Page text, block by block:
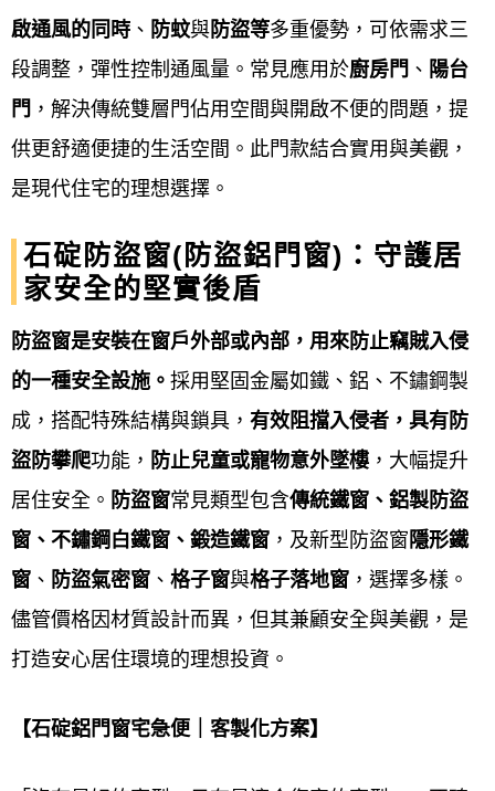
並根據預算考量門窗的抗風壓、水密性與隔
音性能等。
施工方式： 若需拆除舊窗，通常會進行灌
漿、補土和油漆等後續處理，影響工時與預
來電詢問 → 現場丈量估價 → 簽訂合約 → 工廠內訂製
→ 到府安裝 →售後保固
現場丈量估價
簽訂合約
工廠內訂製
到府安裝
石碇鋁門窗安裝流程
啟通風的同時 、 防蚊與防盜等多重優勢，可依需求三
段調整，彈性控制通風量。常見應用於廚房門 、 陽台
門 ，解決傳統雙層門佔用空間與開啟不便的問題，提
供更舒適便捷的生活空間。此門款結合實用與美觀，
是現代住宅的理想選擇。
石碇防盜窗(防盜鋁門窗)：守護居
家安全的堅實後盾
防盜窗是安裝在窗戶外部或內部，用來防止竊賊入侵
的一種安全設施。 採用堅固金屬如鐵、鋁、不鏽鋼製
成，搭配特殊結構與鎖具， 有效阻擋入侵者，具有防
盜防攀爬功能， 防止兒童或寵物意外墜樓 ，大幅提升
居住安全。 防盜窗常見類型包含傳統鐵窗、鋁製防盜
窗、不鏽鋼白鐵窗、鍛造鐵窗 ，及新型防盜窗 隱形鐵
窗 、 防盜氣密窗 、 格子窗與格子落地窗 ，選擇多樣。
儘管價格因材質設計而異，但其兼顧安全與美觀，是
打造安心居住環境的理想投資。
【石碇鋁門窗宅急便｜客製化方案】